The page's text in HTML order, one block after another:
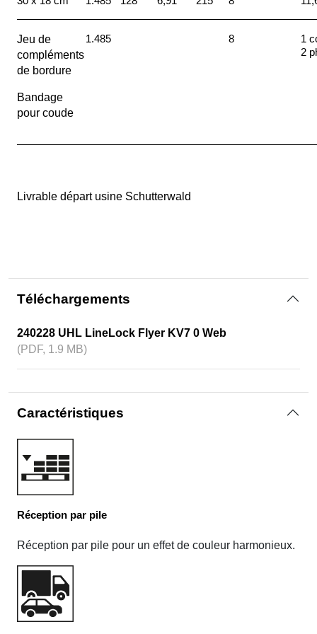
Jeu de
compléments
de bordure
Bandage
pour coude
1.485 8
1
2
Livrable départ usine Schutterwald
Téléchargements
240228 UHL LineLock Flyer KV7 0 Web
(PDF, 1.9 MB)
Caractéristiques
Réception par pile
Réception par pile pour un effet de couleur harmonieux.